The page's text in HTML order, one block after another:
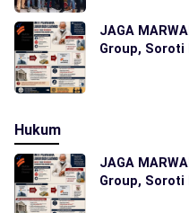
JAGA
Group, Soroti
Hukum
JAGA
Group, Soroti